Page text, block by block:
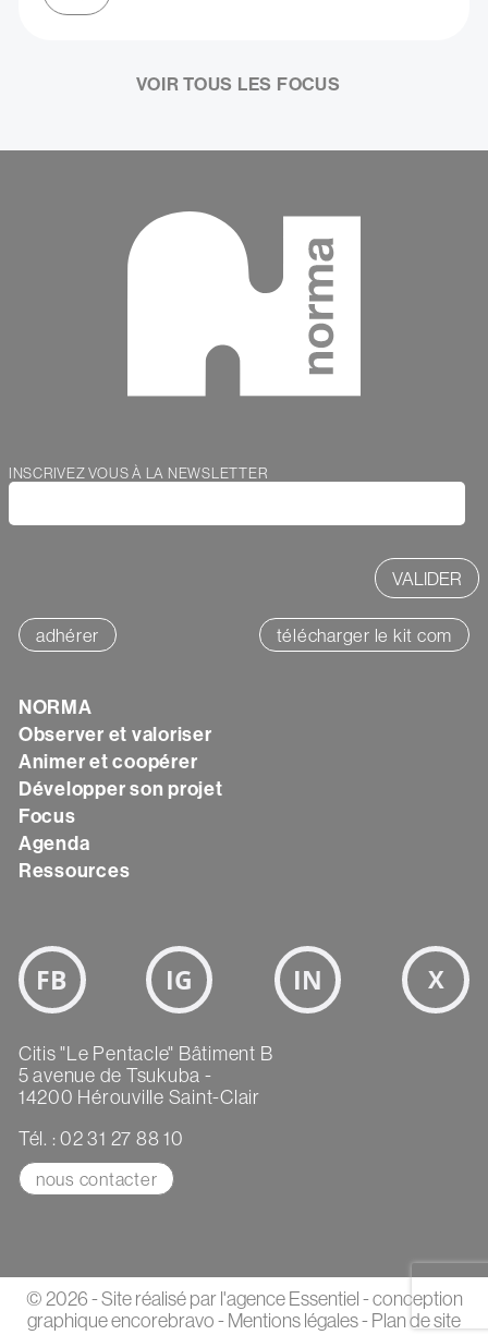
VOIR TOUS LES FOCUS
Webform
INSCRIVEZ VOUS À LA NEWSLETTER
adhérer télécharger le kit com
Texte
NORMA
Observer et valoriser
Animer et coopérer
Développer son projet
Focus
Agenda
Ressources
Bloc
Réseaux
Texte
Citis "Le Pentacle" Bâtiment B
5 avenue de Tsukuba -
14200 Hérouville Saint-Clair
Tél. : 02 31 27 88 10
nous contacter
© 2026 - Site réalisé parl'agence Essentiel- conception
graphiqueencorebravo-Mentions légales-Plan de site